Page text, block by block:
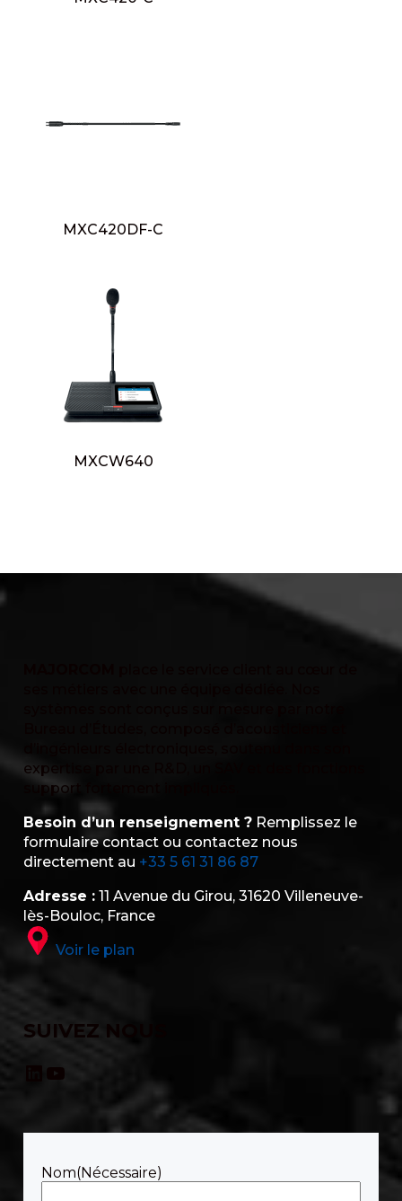
MXC420DF-C
MXCW640
expertise par une R&D, un SAV et des fonctions
support fortement impliqués.
Besoin d’un renseignement ? Remplissez le
formulaire contact ou contactez nous
directement au +33 5 61 31 86 87
Adresse : 11 Avenue du Girou, 31620 Villeneuve-
lès-Bouloc, France
Voir le plan
SUIVEZ NOUS
YouTube
Nom(Nécessaire)